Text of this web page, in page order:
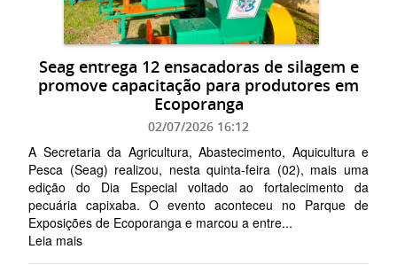
Seag entrega 12 ensacadoras de silagem e
promove capacitação para produtores em
Ecoporanga
02/07/2026 16:12
A Secretaria da Agricultura, Abastecimento, Aquicultura e
Pesca (Seag) realizou, nesta quinta-feira (02), mais uma
edição do Dia Especial voltado ao fortalecimento da
pecuária capixaba. O evento aconteceu no Parque de
Exposições de Ecoporanga e marcou a entre...
Leia mais